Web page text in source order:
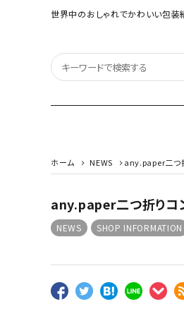
世界中のおしゃれでかわいい包装
オリジナルラッピング
ペーパー
ッタ&ガーランド
ホーム NEWS any.paper二つ
any.paper二つ折りコ
NEWS SHOP INFORMATION